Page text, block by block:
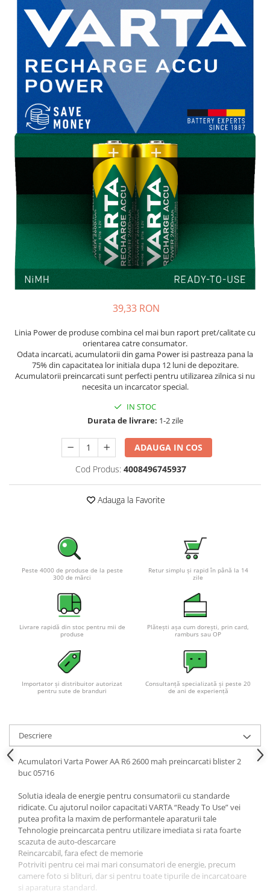
Incarcatoare acumulatori
Panouri fotovoltaice si accesorii
Panouri fotovoltaice
Sisteme prindere panouri
fotovoltaice
Accesorii
Invertoare
Invertoare Hibrid
Invertoare On-grid
Invertoare Off-grid
Controlere solare
MPPT
Convertoare de tensiune
Sisteme de stocare energie
LiFePO4
Pachete complete stocare energie
Sisteme fotovoltaice de putere
mica (rulota/caravan/case de
vacanta)
Sisteme fotovoltaice profesionale
Pachete sisteme fotovoltaice
Cabluri de incarcare vehicule
Acumulatori VRLA AGM/GEL /
Tractiune / LiFePo4
Baterii si acumulatori gel si VRLA
Baterii si acumulatori AGM VRLA
Acumulatori Moto, ATV
Li-Ion
Tractiune
Marine & Caravan
APC
Sisteme de management (BMS)
Redresoare, incarcatoare si testere
Redresoare auto, moto, barci si
stationare
Surse UPS
UPS pentru centrale termice si
39,33 RON
Linia Power de produse combina cel mai bun raport pret/calitate cu
orientarea catre consumator.
Odata incarcati, acumulatorii din gama Power isi pastreaza pana la
75% din capacitatea lor initiala dupa 12 luni de depozitare.
Acumulatorii preincarcati sunt perfecti pentru utilizarea zilnica si nu
necesita un incarcator special.
IN STOC
Durata de livrare: 1-2 zile
ADAUGA IN COS
Cod Produs: 4008496745937
Adauga la Favorite
Peste 4000 de produse de la peste
300 de mărci
Retur simplu și rapid în până la 14
zile
Livrare rapidă din stoc pentru mii de
produse
Plătești așa cum dorești, prin card,
ramburs sau OP
Importator și distribuitor autorizat
pentru sute de branduri
Consultanță specializată și peste 20
de ani de experiență
Descriere
Acumulatori Varta Power AA R6 2600 mah preincarcati blister 2
buc 05716
Solutia ideala de energie pentru consumatorii cu standarde
ridicate. Cu ajutorul noilor capacitati VARTA “Ready To Use” vei
putea profita la maxim de performantele aparaturii tale
Tehnologie preincarcata pentru utilizare imediata si rata foarte
scazuta de auto-descarcare
Reincarcabil, fara efect de memorie
Potriviti pentru cei mai mari consumatori de energie, precum
camere foto si blituri, dar si pentru toate tipurile de incarcatoare
si aparatura standard.